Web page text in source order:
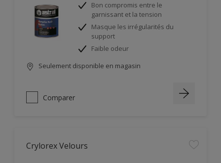
Bon compromis entre le
garnissant et la tension
Masque les irrégularités du
support
Faible odeur
Seulement disponible en magasin
Comparer
Crylorex Velours